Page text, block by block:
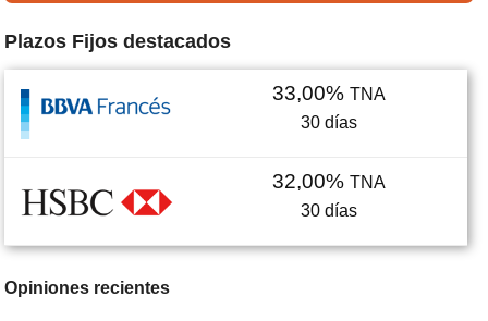
Plazos Fijos destacados
33,00% TNA
30 días
32,00% TNA
30 días
Opiniones recientes